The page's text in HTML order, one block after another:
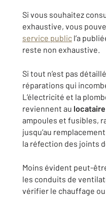
Si vous souhaitez
exhaustive, vous
service public l’a
reste non exhaustive.
Si tout n’est pas
réparations qui
L’électricité et la
reviennent au locataire
ampoules et fusibles,
jusqu’au
la réfection des joints
Moins évident peut-
les conduits de
vérifier le chauffage ou